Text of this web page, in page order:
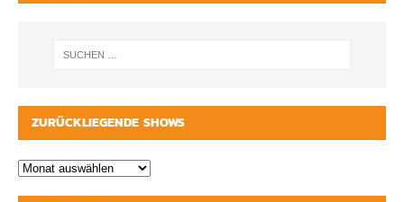
ZURÜCKLIEGENDE SHOWS